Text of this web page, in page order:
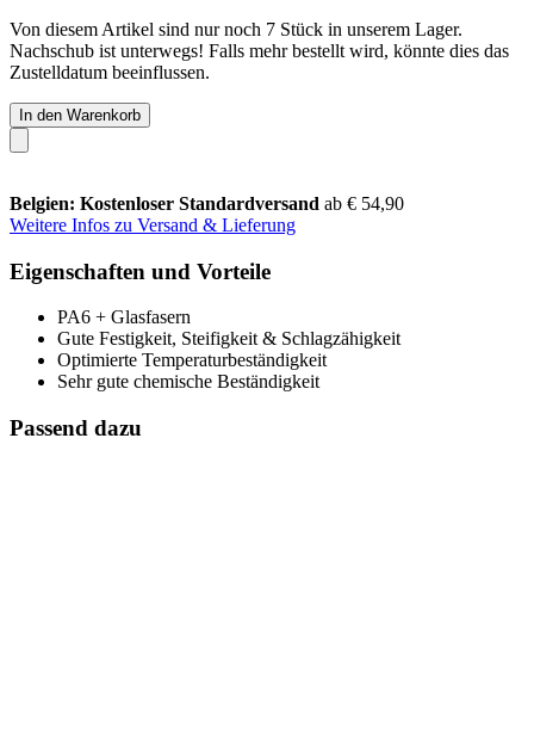
Von diesem Artikel sind nur noch 7 Stück in unserem Lager.
Nachschub ist unterwegs! Falls mehr bestellt wird, könnte dies das
Zustelldatum beeinflussen.
In den Warenkorb
Belgien: Kostenloser Standardversand ab € 54,90
Weitere Infos zu Versand & Lieferung
Eigenschaften und Vorteile
PA6 + Glasfasern
Gute Festigkeit, Steifigkeit & Schlagzähigkeit
Optimierte Temperaturbeständigkeit
Sehr gute chemische Beständigkeit
Passend dazu